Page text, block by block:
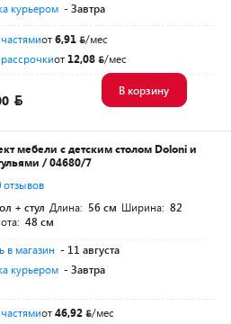
курьером - Завтра
от6,91
/мес
от 12,08 /мес
В корзину
мебели с детским столом Doloni и
/ 04680/7
отзывов
+ стул Длина: 56 см Ширина: 82
48 см
в магазин - 11 августа
курьером - Завтра
от46,92
/мес